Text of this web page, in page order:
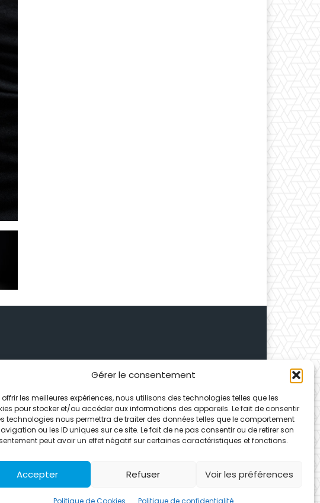
Gérer le consentement
offrir les meilleures expériences, nous utilisons des technologies telles que les
pour stocker et/ou accéder aux informations des appareils. Le fait de consentir
technologies nous permettra de traiter des données telles que le comportement
ou les ID uniques sur ce site. Le fait de ne pas consentir ou de retirer son
peut avoir un effet négatif sur certaines caractéristiques et fonctions.
Accepter Refuser Voir les préférences
Politique de Cookies Politique de confidentialité
à Grenoble. Depuis 1995, elle conçoit
d’agences partenaires.